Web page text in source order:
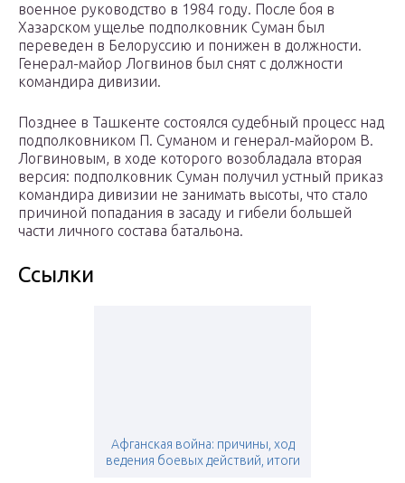
военное руководство в 1984 году. После боя в
Хазарском ущелье подполковник Суман был
переведен в Белоруссию и понижен в должности.
Генерал-майор Логвинов был снят с должности
командира дивизии.
Позднее в Ташкенте состоялся судебный процесс над
подполковником П. Суманом и генерал-майором В.
Логвиновым, в ходе которого возобладала вторая
версия: подполковник Суман получил устный приказ
командира дивизии не занимать высоты, что стало
причиной попадания в засаду и гибели большей
части личного состава батальона.
Ссылки
Афганская война: причины, ход
ведения боевых действий, итоги